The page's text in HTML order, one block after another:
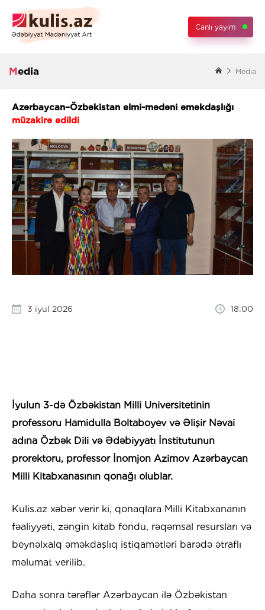
Canlı yayım
Media Media
Azərbaycan–Özbəkistan elmi-mədəni əməkdaşlığı
müzakirə edildi
3 iyul 2026 18:00
İyulun 3-də Özbəkistan Milli Universitetinin
professoru Hamidulla Boltaboyev və Əlişir Nəvai
adına Özbək Dili və Ədəbiyyatı İnstitutunun
prorektoru, professor İnomjon Azimov Azərbaycan
Milli Kitabxanasının qonağı olublar.
Kulis.az xəbər verir ki, qonaqlara Milli Kitabxananın
fəaliyyəti, zəngin kitab fondu, rəqəmsal resursları və
beynəlxalq əməkdaşlıq istiqamətləri barədə ətraflı
məlumat verilib.
Daha sonra tərəflər Azərbaycan ilə Özbəkistan